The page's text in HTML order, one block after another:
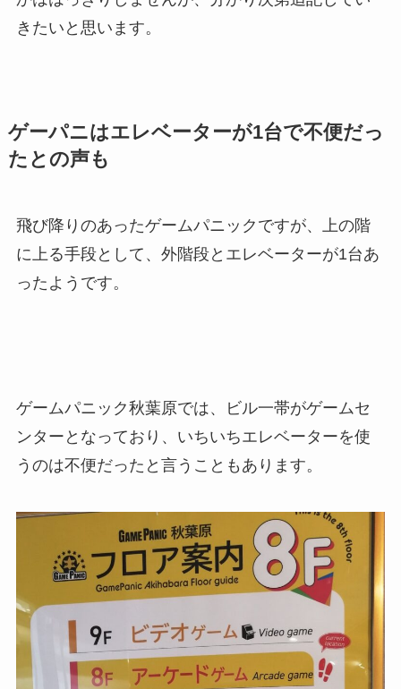
きたいと思います。
ゲーパニはエレベーターが1台で不便だっ
たとの声も
飛び降りのあったゲームパニックですが、上の階
に上る手段として、外階段とエレベーターが1台あ
ったようです。
ゲームパニック秋葉原では、ビル一帯がゲームセ
ンターとなっており、いちいちエレベーターを使
うのは不便だったと言うこともあります。